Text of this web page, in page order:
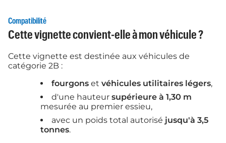
Compatibilité
Cette vignette convient-elle à mon véhicule ?
Cette vignette est destinée aux véhicules de
catégorie 2B :
fourgons et véhicules utilitaires légers,
d'une hauteur supérieure à 1,30 m
mesurée au premier essieu,
avec un poids total autorisé jusqu'à 3,5
tonnes.